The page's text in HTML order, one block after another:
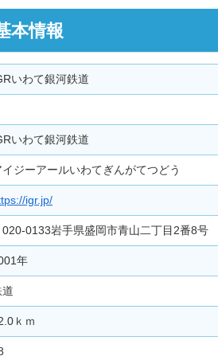
本情報
いわて銀河鉄道
いわて銀河鉄道
イジーアールいわてぎんがてつどう
igr.jp/
020-0133岩手県盛岡市青山二丁目2番8号
年
ｋｍ